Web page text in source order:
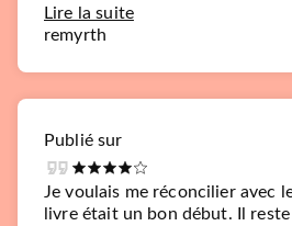
Lire la suite
remyrth
Publié sur
Je voulais me réconcilier avec
livre était un bon début. Il reste